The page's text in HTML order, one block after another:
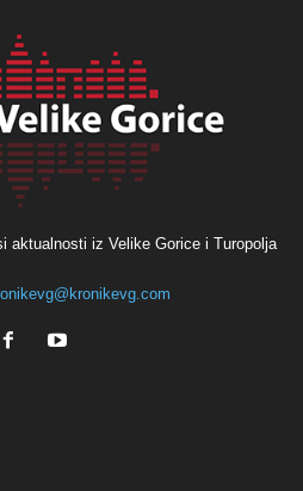
aktualnosti iz Velike Gorice i Turopolja